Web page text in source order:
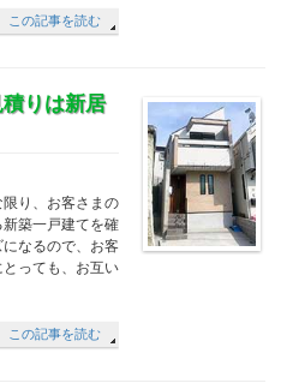
この記事を読む
りは新居
り、お客さまの
築一戸建てを確
なるので、お客
っても、お互い
この記事を読む